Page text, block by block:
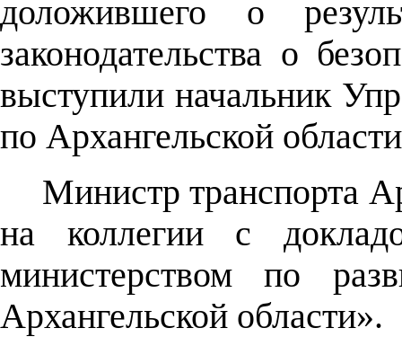
доложившего о
законодательства о
выступили начальник
по Архангельской
Министр транспорта
на коллегии с
министерством по
Архангельской области».